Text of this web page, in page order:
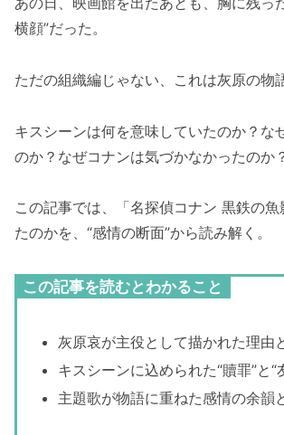
横顔”だった。
ただの組織編じゃない、これは灰原の物
キスシーンは何を意味していたのか？な
のか？なぜコナンは気づかなかったのか
この記事では、「名探偵コナン 黒鉄の
たのかを、“感情の断面”から読み解く。
この記事を読むとわかること
灰原哀が主役として描かれた理由
キスシーンに込められた“贖罪”と“
主題歌が物語に重ねた感情の余韻